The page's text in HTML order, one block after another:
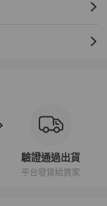
驗證通過出貨
平台發貨給買家